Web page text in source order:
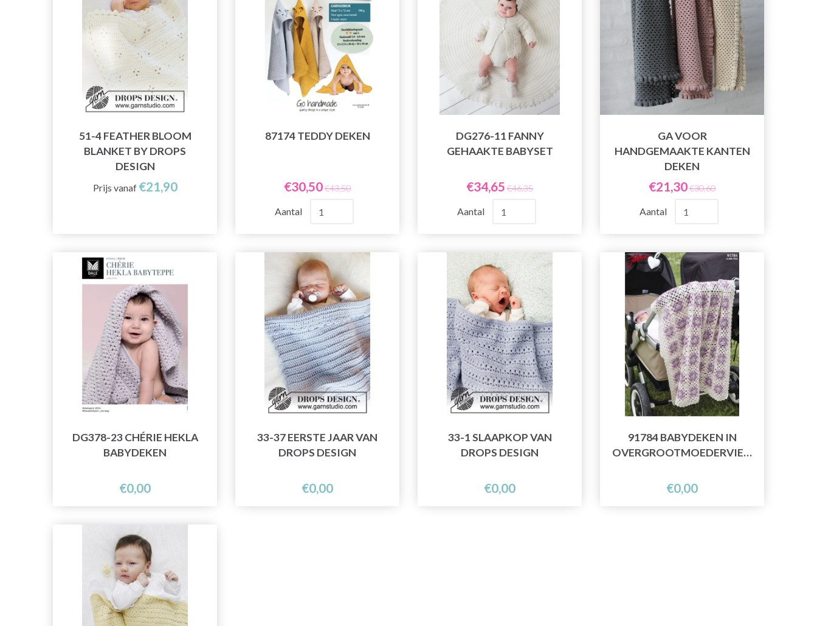
51-4 FEATHER BLOOM
BLANKET BY DROPS
DESIGN
Prijs vanaf €21,90
87174 TEDDY DEKEN
€30,50€43,50
Aantal
DG276-11 FANNY
GEHAAKTE BABYSET
€34,65 €46,35
Aantal
GA VOOR
HANDGEMAAKTE KANTEN
DEKEN
€21,30€30,60
Aantal
DG378-23 CHÉRIE HEKLA
BABYDEKEN
€0,00
33-37 EERSTE JAAR VAN
DROPS DESIGN
€0,00
33-1 SLAAPKOP VAN
DROPS DESIGN
€0,00
91784 BABYDEKEN IN
OVERGROOTMOEDERVIERKANTEN
€0,00